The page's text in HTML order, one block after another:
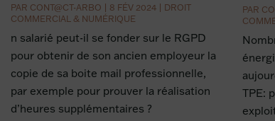
PAR CONT@CT-ARBO 8 FÉV 2024| DROIT
COMMERCIAL & NUMÉRIQUE
n salarié peut-il se fonder sur le RGPD
pour obtenir de son ancien employeur la
copie de sa boite mail professionnelle,
par exemple pour prouver la réalisation
d’heures supplémentaires ?
PAR
TPE: